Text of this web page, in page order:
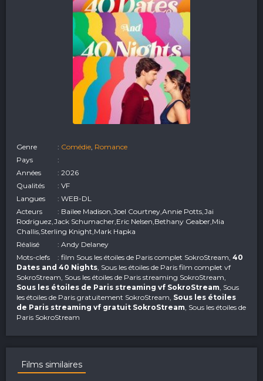
Genre : Comédie Romance
Pays
:
Années
: 2026
Qualités
: VF
Langues
: WEB-DL
Acteurs
: Bailee Madison,Joel Courtney,Annie Potts,Jai
Rodriguez,Jack Schumacher,Eric Nelsen,Bethany Geaber,Mia
Challis,Sterling Knight,Mark Hapka
Réalisé
: Andy Delaney
Mots-clefs
: film Sous les étoiles de Paris complet SokroStream, 40
Dates and 40 Nights , Sous les étoiles de Paris film complet vf
SokroStream, Sous les étoiles de Paris streaming SokroStream,
Sous les étoiles de Paris streaming vf SokroStream , Sous
les étoiles de Paris gratuitement SokroStream, Sous les étoiles
de Paris streaming vf gratuit SokroStream , Sous les étoiles de
Paris SokroStream
Films similaires